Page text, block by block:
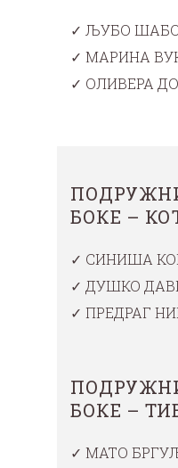
✓ ЉУБО
✓ МАРИНА
✓ ОЛИВЕРА
БОКЕ –
✓ СИНИША
✓ ДУШКО
✓ ПРЕДРАГ
БОКЕ –
✓ МАТО